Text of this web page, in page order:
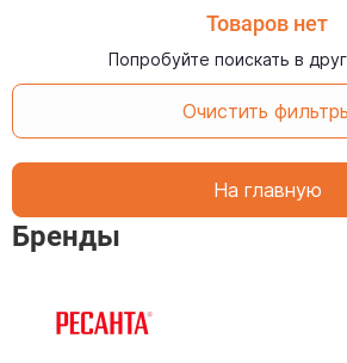
Товаров нет
Попробуйте поискать в
Очистить
На главную
Бренды